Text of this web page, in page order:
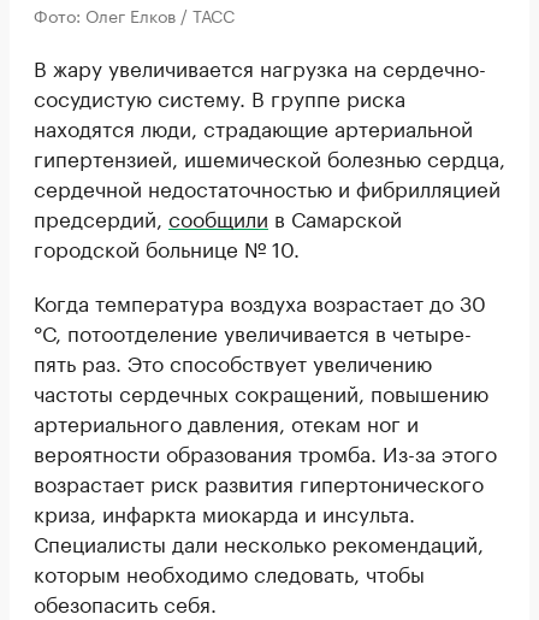
Фото: Олег Елков / ТАСС
В жару увеличивается нагрузка на сердечно-
сосудистую систему. В группе риска
находятся люди, страдающие артериальной
гипертензией, ишемической болезнью сердца,
сердечной недостаточностью и фибрилляцией
предсердий, сообщили в Самарской
городской больнице № 10.
Когда температура воздуха возрастает до 30
°С, потоотделение увеличивается в четыре-
пять раз. Это способствует увеличению
частоты сердечных сокращений, повышению
артериального давления, отекам ног и
вероятности образования тромба. Из-за этого
возрастает риск развития гипертонического
криза, инфаркта миокарда и инсульта.
Специалисты дали несколько рекомендаций,
которым необходимо следовать, чтобы
обезопасить себя.